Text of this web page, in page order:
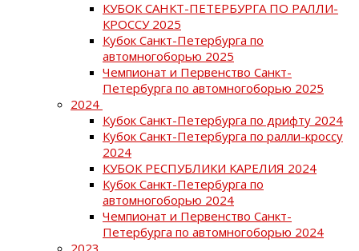
КУБОК САНКТ-ПЕТЕРБУРГА ПО РАЛЛИ-
КРОССУ 2025
Кубок Санкт-Петербурга по
автомногоборью 2025
Чемпионат и Первенство Санкт-
Петербурга по автомногоборью 2025
2024
Кубок Санкт-Петербурга по дрифту 2024
Кубок Санкт-Петербурга по ралли-кроссу
2024
КУБОК РЕСПУБЛИКИ КАРЕЛИЯ 2024
Кубок Санкт-Петербурга по
автомногоборью 2024
Чемпионат и Первенство Санкт-
Петербурга по автомногоборью 2024
2023